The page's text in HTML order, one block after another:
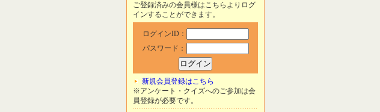
ご登録済みの会員様はこちらよりログ
インすることができます。
ログインID：
パスワード：
新規会員登録はこちら
※アンケート・クイズへのご参加は会
員登録が必要です。